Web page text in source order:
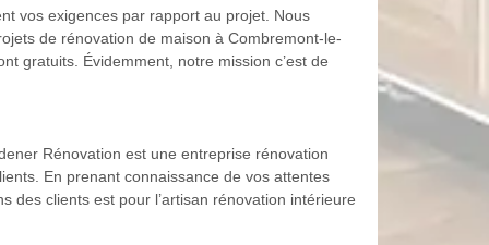
vos exigences par rapport au projet. Nous
de rénovation de maison à Combremont-le-
gratuits. Évidemment, notre mission c’est de
Rénovation est une entreprise rénovation
En prenant connaissance de vos attentes
des clients est pour l’artisan rénovation intérieure